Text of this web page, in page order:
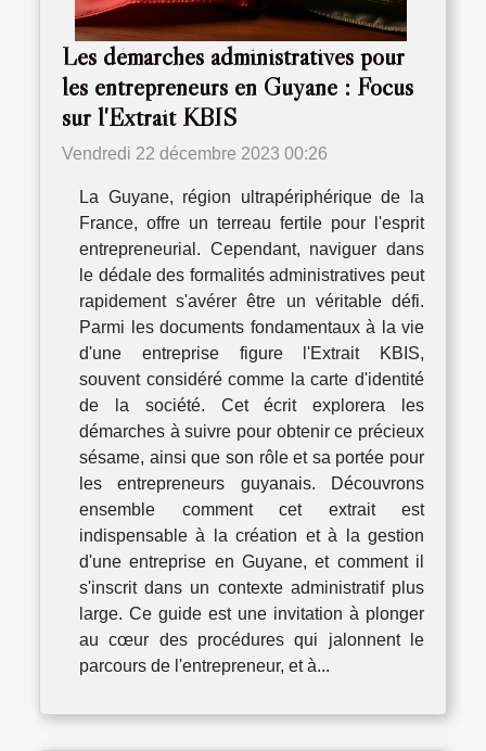
Les démarches administratives pour
les entrepreneurs en Guyane : Focus
sur l'Extrait KBIS
Vendredi 22 décembre 2023 00:26
La Guyane, région ultrapériphérique de la
France, offre un terreau fertile pour l'esprit
entrepreneurial. Cependant, naviguer dans
le dédale des formalités administratives peut
rapidement s'avérer être un véritable défi.
Parmi les documents fondamentaux à la vie
d'une entreprise figure l'Extrait KBIS,
souvent considéré comme la carte d'identité
de la société. Cet écrit explorera les
démarches à suivre pour obtenir ce précieux
sésame, ainsi que son rôle et sa portée pour
les entrepreneurs guyanais. Découvrons
ensemble comment cet extrait est
indispensable à la création et à la gestion
d'une entreprise en Guyane, et comment il
s'inscrit dans un contexte administratif plus
large. Ce guide est une invitation à plonger
au cœur des procédures qui jalonnent le
parcours de l'entrepreneur, et à...